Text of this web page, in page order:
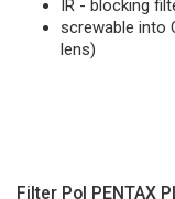
IR - blocking
screwable into
lens)
Filter Pol PENTAX